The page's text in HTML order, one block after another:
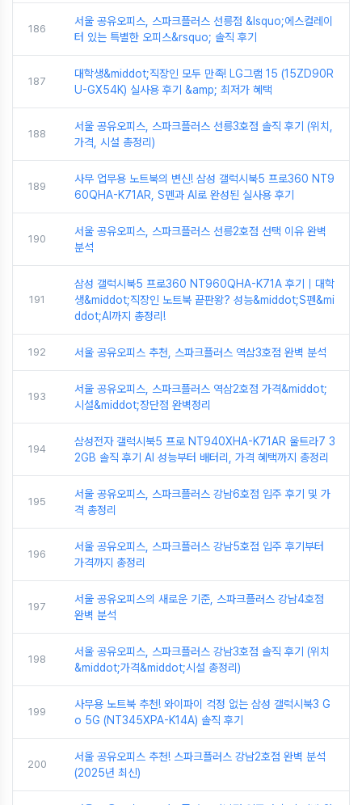
186
서울 공유오피스, 스파크플러스 선릉점 &lsquo;에스컬레이
터 있는 특별한 오피스&rsquo; 솔직 후기
187
대학생&middot;직장인 모두 만족! LG그램 15 (15ZD90R
U-GX54K) 실사용 후기 &amp; 최저가 혜택
188
서울 공유오피스, 스파크플러스 선릉3호점 솔직 후기 (위치,
가격, 시설 총정리)
189
사무 업무용 노트북의 변신! 삼성 갤럭시북5 프로360 NT9
60QHA-K71AR, S펜과 AI로 완성된 실사용 후기
190
서울 공유오피스, 스파크플러스 선릉2호점 선택 이유 완벽
분석
191
삼성 갤럭시북5 프로360 NT960QHA-K71A 후기｜대학
생&middot;직장인 노트북 끝판왕? 성능&middot;S펜&mi
ddot;AI까지 총정리!
192 서울 공유오피스 추천, 스파크플러스 역삼3호점 완벽 분석
193
서울 공유오피스, 스파크플러스 역삼2호점 가격&middot;
시설&middot;장단점 완벽정리
194
삼성전자 갤럭시북5 프로 NT940XHA-K71AR 울트라7 3
2GB 솔직 후기 AI 성능부터 배터리, 가격 혜택까지 총정리
195
서울 공유오피스, 스파크플러스 강남6호점 입주 후기 및 가
격 총정리
196
서울 공유오피스, 스파크플러스 강남5호점 입주 후기부터
가격까지 총정리
197
서울 공유오피스의 새로운 기준, 스파크플러스 강남4호점
완벽 분석
198
서울 공유오피스, 스파크플러스 강남3호점 솔직 후기 (위치
&middot;가격&middot;시설 총정리)
199
사무용 노트북 추천! 와이파이 걱정 없는 삼성 갤럭시북3 G
o 5G (NT345XPA-K14A) 솔직 후기
200
서울 공유오피스 추천! 스파크플러스 강남2호점 완벽 분석
(2025년 최신)